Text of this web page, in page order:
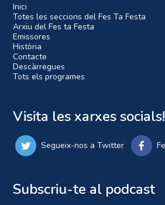
Inici
Totes les seccions del Fes Ta Festa
Arxiu del Fes ta Festa
Emissores
Història
Contacte
Descàrregues
Tots els programes
Visita les xarxes socials!
Segueix-nos a Twitter
Subscriu-te al podcast